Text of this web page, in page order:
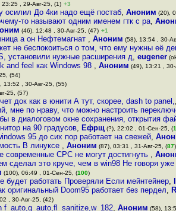
23:25 , 29-Авг-25, (1) +3
осилил До 4ки надо ещё постаб, Аноним (20),
то называют одним именем гтк с ра,
(46), 12:48 , 30-Авг-25, (47) +1
а он Нефтемагнат , Аноним (58), 13:54 , 30-
не беспокоиться о том, что ему нужны её
установили нужные расширения д, eugener
and feel как Windows 98 , Аноним (49), 13:21 ,
(54)
13:52 , 30-Авг-25, (55)
25, (57)
док как в юнити А тут, скорее, dash to panel,,
мне по нраву, что можно настроить
в диалоговом окне сохранения, открытия
на 90 градусов, Ефрщ (?), 22:02 , 01-Сен-25, (
95 до сих пор работает на свежей,
В линуксе , Аноним (87), 03:31 , 31-Авг-25, (87)
современные СРС не могут достигнуть ,
сделал это круче, чем в win98 Не говоря уже
(100), 06:49 , 01-Сен-25, (100)
будет работать Проверяли Если мейнтейнер,
оригинальный Doom95 работает без пердел,
, 30-Авг-25, (42)
, Аноним (58),